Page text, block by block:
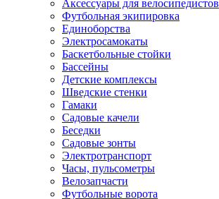
Аксессуары для велосипедистов
Футбольная экипировка
Единоборства
Электросамокаты
Баскетбольные стойки
Бассейны
Детские комплексы
Шведские стенки
Гамаки
Садовые качели
Беседки
Садовые зонты
Электротранспорт
Часы, пульсометры
Велозапчасти
Футбольные ворота